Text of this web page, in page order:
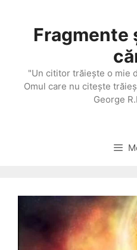
conținutFragmente
"Un cititor trăieşte o mie
Omul care nu citeşte
George